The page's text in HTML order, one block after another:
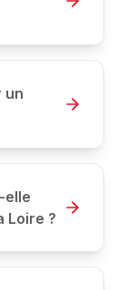
un
elle
Loire ?